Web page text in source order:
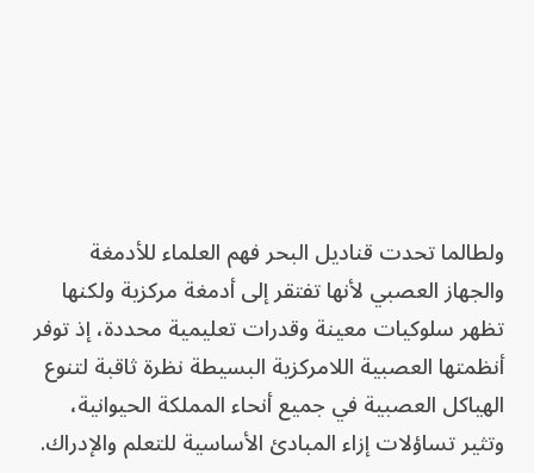
ولطالما تحدت قناديل البحر فهم العلماء للأدمغة
والجهاز العصبي لأنها تفتقر إلى أدمغة مركزية ولكنها
تظهر سلوكيات معينة وقدرات تعليمية محددة، إذ توفر
أنظمتها العصبية اللامركزية البسيطة نظرة ثاقبة لتنوع
الهياكل العصبية في جميع أنحاء المملكة الحيوانية،
وتثير تساؤلات إزاء المبادئ الأساسية للتعلم والإدراك.